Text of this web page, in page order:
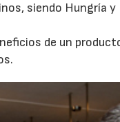
siendo Hungría
de un